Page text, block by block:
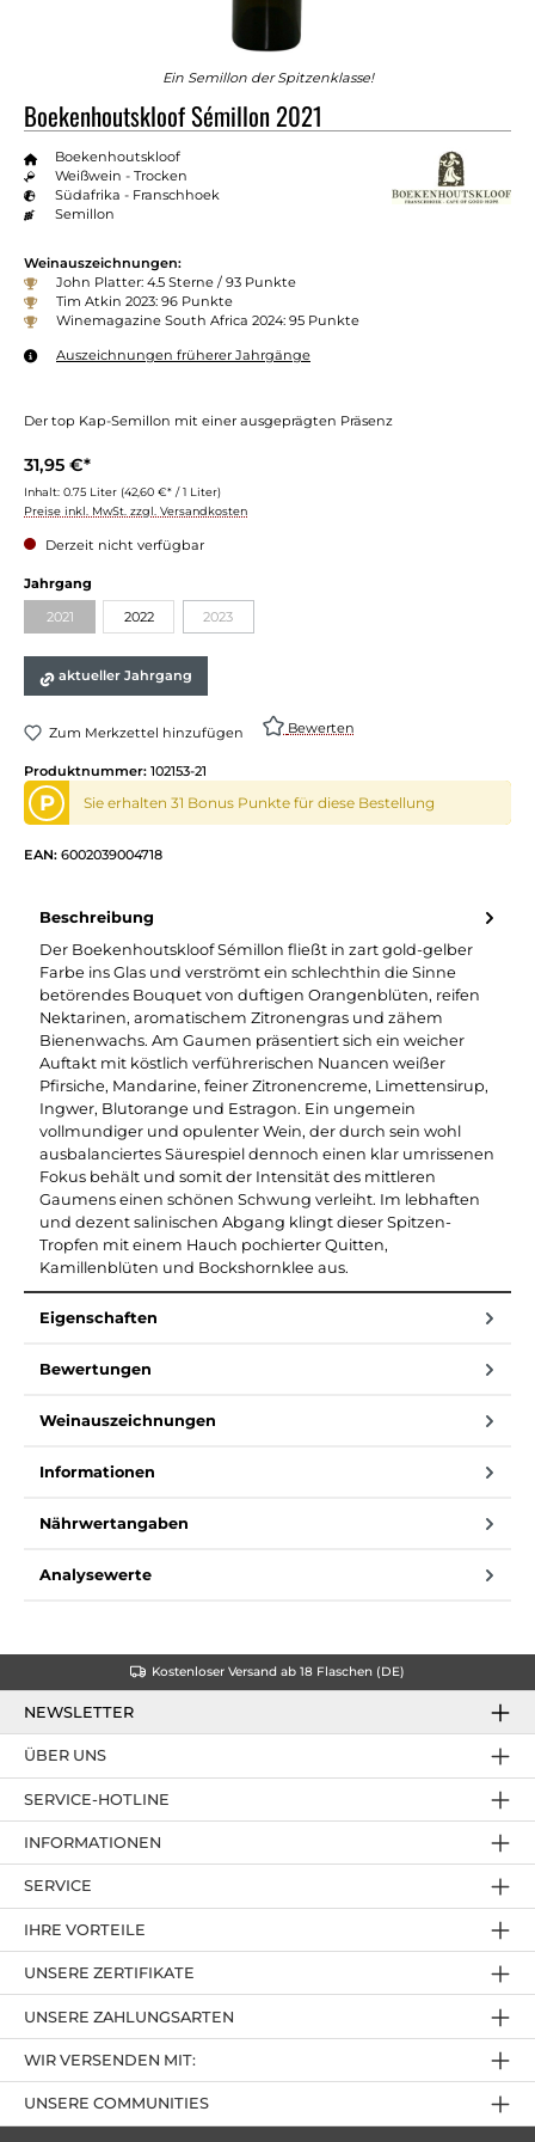
Ein Semillon der Spitzenklasse!
Boekenhoutskloof Sémillon 2021
Boekenhoutskloof
Weißwein - Trocken
Südafrika - Franschhoek
Semillon
Weinauszeichnungen:
John Platter: 4.5 Sterne / 93 Punkte
Tim Atkin 2023: 96 Punkte
Winemagazine South Africa 2024: 95 Punkte
Auszeichnungen früherer Jahrgänge
Der top Kap-Semillon mit einer ausgeprägten Präsenz
31,95 €*
Inhalt: 0.75 Liter (42,60 €* / 1 Liter)
Preise inkl. MwSt. zzgl. Versandkosten
Derzeit nicht verfügbar
Jahrgang
2021 2022 2023
aktueller Jahrgang
Zum Merkzettel hinzufügen Bewerten
Produktnummer: 102153-21
P Sie erhalten 31 Bonus Punkte für diese Bestellung
EAN: 6002039004718
Beschreibung
Der Boekenhoutskloof Sémillon fließt in zart gold-gelber
Farbe ins Glas und verströmt ein schlechthin die Sinne
betörendes Bouquet von duftigen Orangenblüten, reifen
Nektarinen, aromatischem Zitronengras und zähem
Bienenwachs. Am Gaumen präsentiert sich ein weicher
Auftakt mit köstlich verführerischen Nuancen weißer
Pfirsiche, Mandarine, feiner Zitronencreme, Limettensirup,
Ingwer, Blutorange und Estragon. Ein ungemein
vollmundiger und opulenter Wein, der durch sein wohl
ausbalanciertes Säurespiel dennoch einen klar umrissenen
Fokus behält und somit der Intensität des mittleren
Gaumens einen schönen Schwung verleiht. Im lebhaften
und dezent salinischen Abgang klingt dieser Spitzen-
Tropfen mit einem Hauch pochierter Quitten,
Kamillenblüten und Bockshornklee aus.
Eigenschaften
Bewertungen
Weinauszeichnungen
Informationen
Nährwertangaben
Analysewerte
Kostenloser Versand ab 18 Flaschen (DE)
NEWSLETTER
SERVICE-HOTLINE
IHRE VORTEILE
UNSERE ZAHLUNGSARTEN
ÜBER UNS
UNSERE ZERTIFIKATE
INFORMATIONEN
SERVICE
UNSERE COMMUNITIES
WIR VERSENDEN MIT: